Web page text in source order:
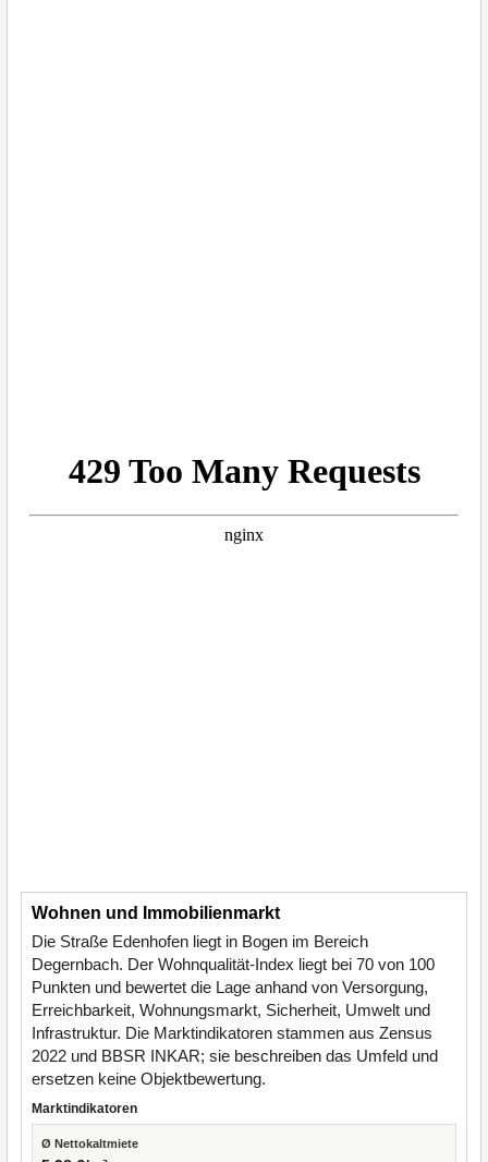
Wohnen und Immobilienmarkt
Die Straße Edenhofen liegt in Bogen im Bereich
Degernbach. Der Wohnqualität-Index liegt bei 70 von 100
Punkten und bewertet die Lage anhand von Versorgung,
Erreichbarkeit, Wohnungsmarkt, Sicherheit, Umwelt und
Infrastruktur. Die Marktindikatoren stammen aus Zensus
2022 und BBSR INKAR; sie beschreiben das Umfeld und
ersetzen keine Objektbewertung.
Marktindikatoren
Ø Nettokaltmiete